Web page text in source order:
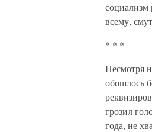
социализм
всему,
* * *
Несмотря
обошлось
грозил
года, не